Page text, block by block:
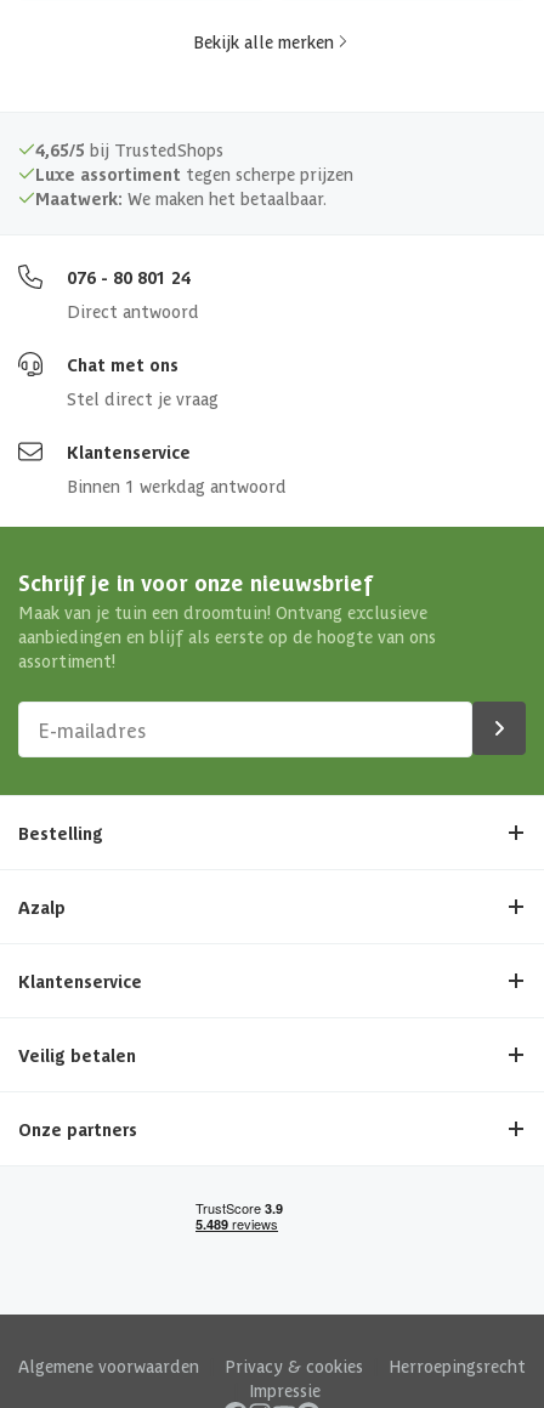
Bekijk alle merken
4,65/5 bij TrustedShops
Luxe assortiment tegen scherpe prijzen
Maatwerk: We maken het betaalbaar.
076 - 80 801 24
Direct antwoord
Chat met ons
Stel direct je vraag
Klantenservice
Binnen 1 werkdag antwoord
Schrijf je in voor onze nieuwsbrief
Maak van je tuin een droomtuin! Ontvang exclusieve
aanbiedingen en blijf als eerste op de hoogte van ons
assortiment!
Bestelling
Azalp
Klantenservice
Veilig betalen
Onze partners
Algemene voorwaarden Privacy & cookies
Herroepingsrecht
Impressie